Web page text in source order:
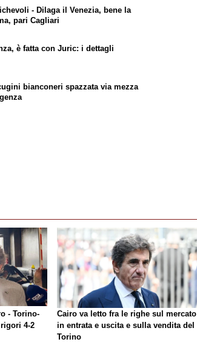
- Dilaga il Venezia, bene la
pari Cagliari
è fatta con Juric: i dettagli
bianconeri spazzata via mezza
- Torino-
4-2
Cairo va letto fra le righe sul mercato
in entrata e uscita e sulla vendita del
Torino